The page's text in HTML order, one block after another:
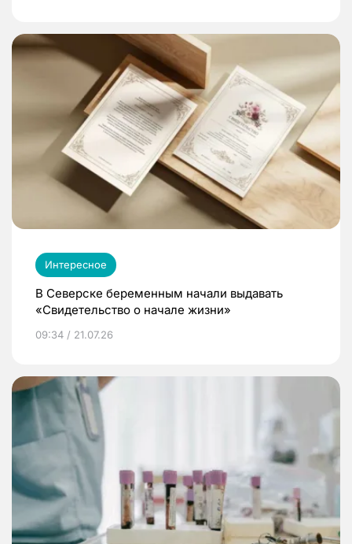
Интересное
В Северске беременным начали выдавать
«Свидетельство о начале жизни»
09:34 / 21.07.26